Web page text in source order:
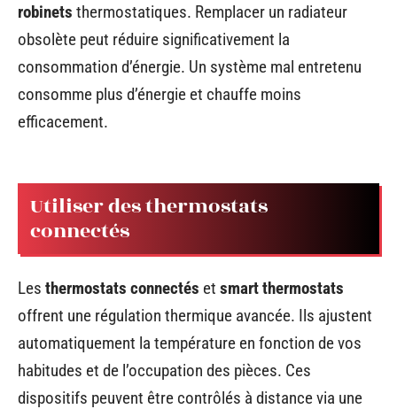
robinets thermostatiques. Remplacer un radiateur
obsolète peut réduire significativement la
consommation d’énergie. Un système mal entretenu
consomme plus d’énergie et chauffe moins
efficacement.
Utiliser des thermostats
connectés
Les thermostats connectés et smart thermostats
offrent une régulation thermique avancée. Ils ajustent
automatiquement la température en fonction de vos
habitudes et de l’occupation des pièces. Ces
dispositifs peuvent être contrôlés à distance via une